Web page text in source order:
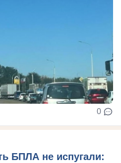
0
БПЛА не испугали: